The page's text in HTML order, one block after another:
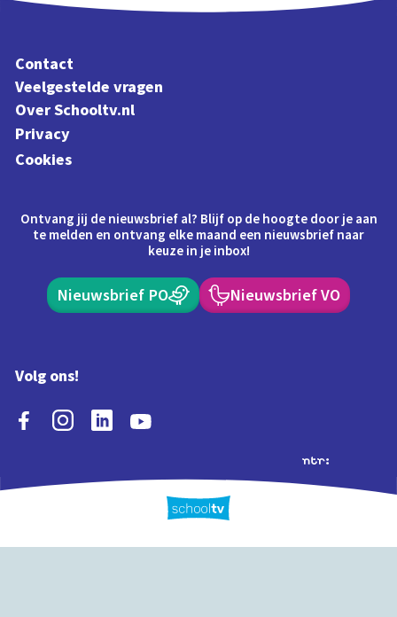
Contact
Veelgestelde vragen
Over Schooltv.nl
Privacy
Cookies
Ontvang jij de nieuwsbrief al? Blijf op de hoogte door je aan
te melden en ontvang elke maand een nieuwsbrief naar
keuze in je inbox!
Nieuwsbrief PO Nieuwsbrief VO
Volg ons!